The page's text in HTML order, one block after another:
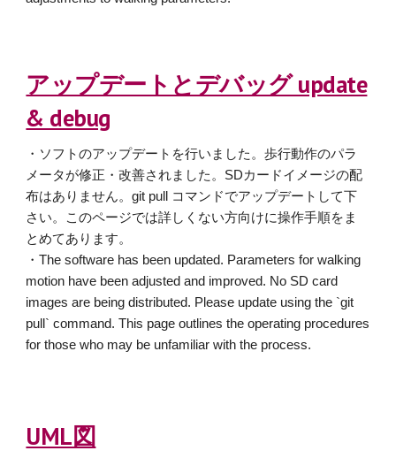
アップデートとデバッグ update
& debug
・ ソフトのアップデートを行いました。歩行動作のパラ
メータが修正・改善されました。SDカードイメージの配
布はありません。git pull コマンドでアップデートして下
さい。このページでは詳しくない方向けに操作手順をま
とめてあります。
・The software has been updated. Parameters for walking
motion have been adjusted and improved. No SD card
images are being distributed. Please update using the `git
pull` command. This page outlines the operating procedures
for those who may be unfamiliar with the process.
UML図